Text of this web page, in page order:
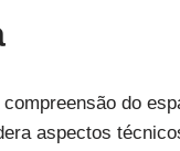
do
aspectos